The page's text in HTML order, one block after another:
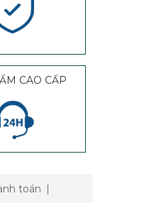
CAO CẤP
toán